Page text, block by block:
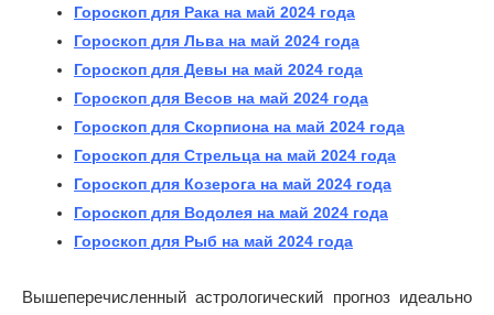
Гороскоп для Рака на май 2024 года
Гороскоп для Льва на май 2024 года
Гороскоп для Девы на май 2024 года
Гороскоп для Весов на май 2024 года
Гороскоп для Скорпиона на май 2024 года
Гороскоп для Стрельца на май 2024 года
Гороскоп для Козерога на май 2024 года
Гороскоп для Водолея на май 2024 года
Гороскоп для Рыб на май 2024 года
Вышеперечисленный астрологический прогноз идеально